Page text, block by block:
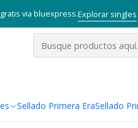
Sellado Primera EraSellado
via bluexpress.Explorar singles